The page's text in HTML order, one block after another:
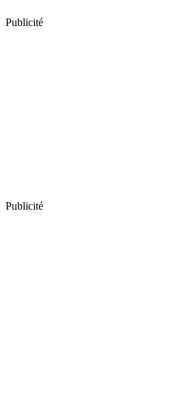
Publicité
Publicité